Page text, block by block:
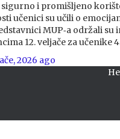
i promišljeno
učenici su učili o
MUP‑a održali
12. veljače za učenike
2026 ago